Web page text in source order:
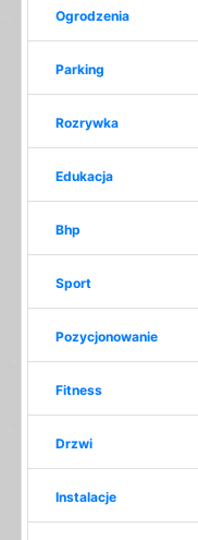
Ogrodzenia
Parking
Rozrywka
Edukacja
Bhp
Sport
Pozycjonowanie
Fitness
Drzwi
Instalacje